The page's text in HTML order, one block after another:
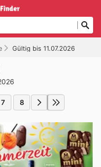
Gültig bis 11.07.2026
7 8